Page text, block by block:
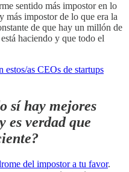
sentido más impostor en lo
más impostor de lo que era la
de que hay un millón de
haciendo y que todo el
estos/as CEOs de startups
sí hay mejores
es verdad que
del impostor a tu favor.